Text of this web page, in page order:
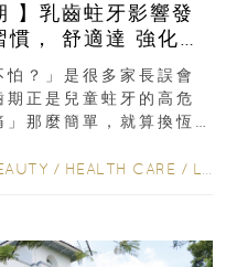
】乳齒蛀牙影響發
強化琺
怕？」是很多家長誤會
正是兒童蛀牙的高危
那麼簡單，就算換恆
/ HEALTH CARE / LIFESTYLE